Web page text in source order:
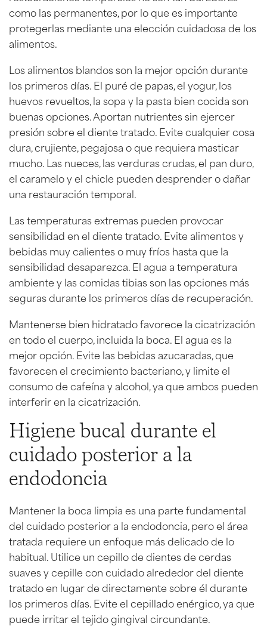
como las permanentes, por lo que es importante
protegerlas mediante una elección cuidadosa de los
alimentos.
Los alimentos blandos son la mejor opción durante
los primeros días. El puré de papas, el yogur, los
huevos revueltos, la sopa y la pasta bien cocida son
buenas opciones. Aportan nutrientes sin ejercer
presión sobre el diente tratado. Evite cualquier cosa
dura, crujiente, pegajosa o que requiera masticar
mucho. Las nueces, las verduras crudas, el pan duro,
el caramelo y el chicle pueden desprender o dañar
una restauración temporal.
Las temperaturas extremas pueden provocar
sensibilidad en el diente tratado. Evite alimentos y
bebidas muy calientes o muy fríos hasta que la
sensibilidad desaparezca. El agua a temperatura
ambiente y las comidas tibias son las opciones más
seguras durante los primeros días de recuperación.
Mantenerse bien hidratado favorece la cicatrización
en todo el cuerpo, incluida la boca. El agua es la
mejor opción. Evite las bebidas azucaradas, que
favorecen el crecimiento bacteriano, y limite el
consumo de cafeína y alcohol, ya que ambos pueden
interferir en la cicatrización.
Higiene bucal durante el
cuidado posterior a la
endodoncia
Mantener la boca limpia es una parte fundamental
del cuidado posterior a la endodoncia, pero el área
tratada requiere un enfoque más delicado de lo
habitual. Utilice un cepillo de dientes de cerdas
suaves y cepille con cuidado alrededor del diente
tratado en lugar de directamente sobre él durante
los primeros días. Evite el cepillado enérgico, ya que
puede irritar el tejido gingival circundante.